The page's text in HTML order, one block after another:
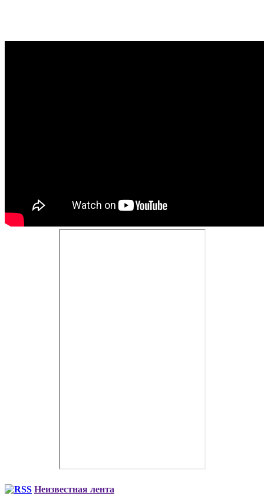
Неизвестная лента